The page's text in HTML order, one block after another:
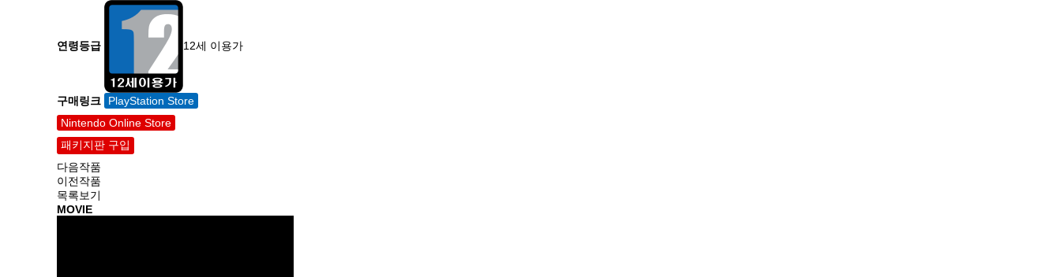
연령등급 12세 이용가
구매링크
PlayStation Store
Nintendo Online Store
패키지판 구입
다음작품
이전작품
목록보기
MOVIE